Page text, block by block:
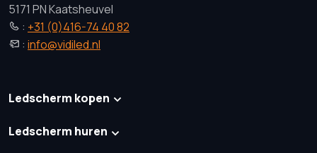
5171 PN Kaatsheuvel
: +31 (0)416-74 40 82
: info@vidiled.nl
Ledscherm kopen
Ledscherm huren